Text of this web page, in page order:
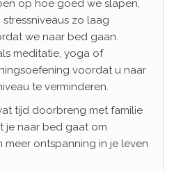
op hoe goed we slapen,
zo laag
we naar bed gaan.
meditatie, yoga of
voordat u naar
te verminderen.
tijd doorbreng met familie
je naar bed gaat om
ontspanning in je leven